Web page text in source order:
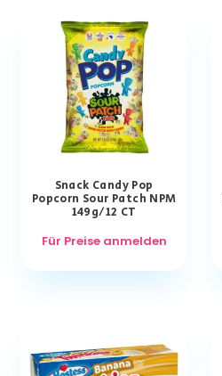
Snack Candy Pop
Popcorn Sour Patch NPM
149g/12 CT
Für Preise anmelden